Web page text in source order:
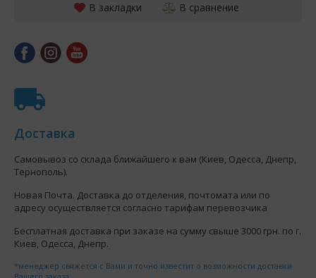
В закладки В сравнение
Доставка
Самовывоз со склада ближайшего к вам (Киев, Одесса, Днепр,
Тернополь).
Новая Почта. Доставка до отделения, почтомата или по
адресу осуществляется согласно тарифам перевозчика
Бесплатная доставка при заказе на сумму свыше 3000 грн. по г.
Киев, Одесса, Днепр.
*менеджер свяжется с Вами и точно известит о возможности доставки